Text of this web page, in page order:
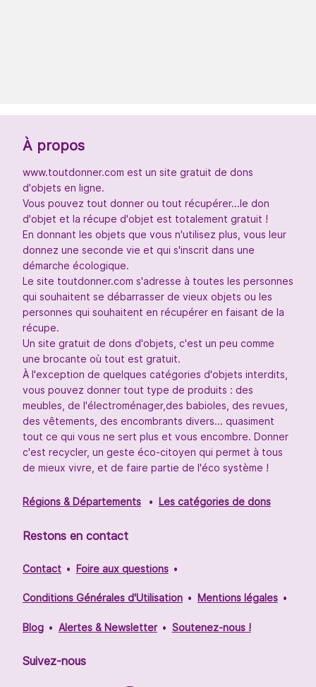
À propos
www.toutdonner.com est un site gratuit de dons
d'objets en ligne.
Vous pouvez tout donner ou tout récupérer...le don
d'objet et la récupe d'objet est totalement gratuit !
En donnant les objets que vous n'utilisez plus, vous leur
donnez une seconde vie et qui s'inscrit dans une
démarche écologique.
Le site toutdonner.com s'adresse à toutes les personnes
qui souhaitent se débarrasser de vieux objets ou les
personnes qui souhaitent en récupérer en faisant de la
récupe.
Un site gratuit de dons d'objets, c'est un peu comme
une brocante où tout est gratuit.
À l'exception de quelques catégories d'objets interdits,
vous pouvez donner tout type de produits : des
meubles, de l'électroménager,des babioles, des revues,
des vêtements, des encombrants divers... quasiment
tout ce qui vous ne sert plus et vous encombre. Donner
c'est recycler, un geste éco-citoyen qui permet à tous
de mieux vivre, et de faire partie de l'éco système !
Régions & Départements Les catégories de dons
Restons en contact
Contact Foire aux questions
Conditions Générales d'Utilisation Mentions légales
Blog Alertes & Newsletter Soutenez-nous !
Suivez-nous